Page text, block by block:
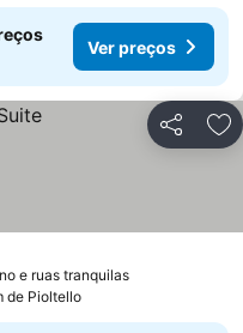
Ver preços
Partilhar
e ruas tranquilasVer preços
de Pioltello